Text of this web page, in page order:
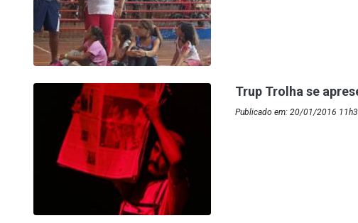
Trup Trolha se
Publicado em: 20/01/2016